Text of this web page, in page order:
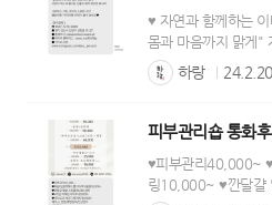
♥ 자연과 함께하는
몸과 마음까지 맑게"
하랑
24.2.20
피부관리숍 통화
♥피부관리40,000~
링10,000~ ♥깐달걀